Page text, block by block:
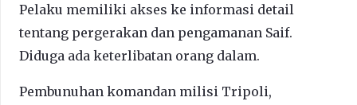
Pelaku memiliki akses ke informasi detail
tentang pergerakan dan pengamanan Saif.
Diduga ada keterlibatan orang dalam.
Pembunuhan komandan milisi Tripoli,